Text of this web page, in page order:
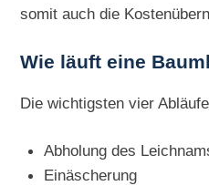
somit auch die
Wie läuft eine
Die wichtigsten vier
Abholung des
Einäscherung